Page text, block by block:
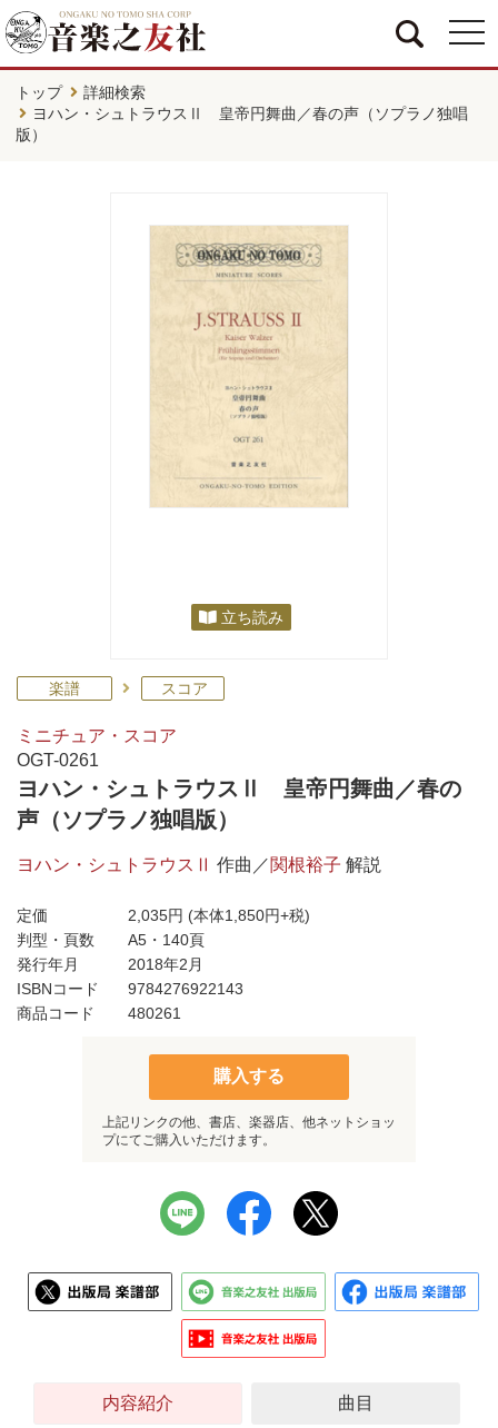
トップ
詳細検索
ヨハン・シュトラウスⅡ 皇帝円舞曲／春の声（ソプラノ独唱
版）
立ち読み
楽譜 スコア
ミニチュア・スコア
OGT-0261
ヨハン・シュトラウスⅡ 皇帝円舞曲／春の
声（ソプラノ独唱版）
ヨハン・シュトラウスⅡ 作曲／関根裕子 解説
定価 2,035円 (本体1,850円+税)
判型・頁数
A5・140頁
発行年月
2018年2月
ISBNコード
9784276922143
商品コード
480261
購入する
上記リンクの他、書店、楽器店、他ネットショッ
プにてご購入いただけます。
内容紹介 曲目